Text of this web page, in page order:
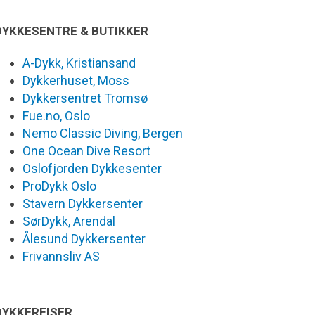
& BUTIKKER
A-Dykk, Kristiansand
Dykkerhuset, Moss
Dykkersentret Tromsø
Fue.no, Oslo
Nemo Classic Diving, Bergen
One Ocean Dive Resort
Oslofjorden Dykkesenter
ProDykk Oslo
Stavern Dykkersenter
SørDykk, Arendal
Ålesund Dykkersenter
Frivannsliv AS